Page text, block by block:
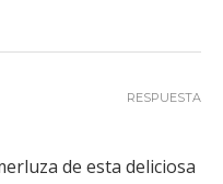
de esta deliciosa
RESPUESTA